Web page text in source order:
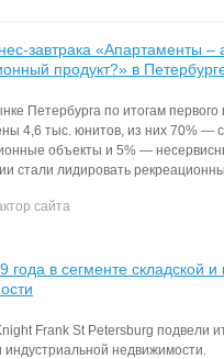
завтрака «Апартаменты
продукт?» в
Петербурга по итогам первого
4,6 тыс. юнитов, из них 70% —
объекты и 5% —
стали лидировать
сайта
года в сегменте складской и
Frank St Petersburg подвели
индустриальной недвижимости.